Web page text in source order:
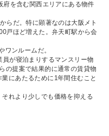
を含む関西エリアにある物件
らだ。特に顕著なのは大阪メト
戸ほど増えた。弁天町駅から会
ンルームだ。
が寝泊まりするマンスリー物
の提案で結果的に通常の賃貸物
にあたるために1年間住むこと
れより少しでも価格を抑える